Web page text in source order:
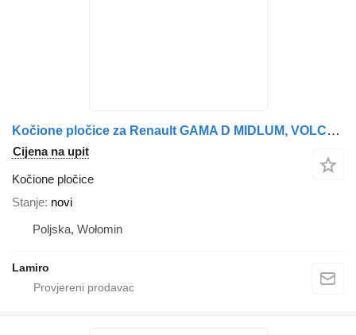
Kočione pločice za Renault GAMA D MIDLUM, VOLCVO FH12 FH13 kamiona
Cijena na upit
Kočione pločice
Stanje novi
Poljska, Wołomin
Lamiro